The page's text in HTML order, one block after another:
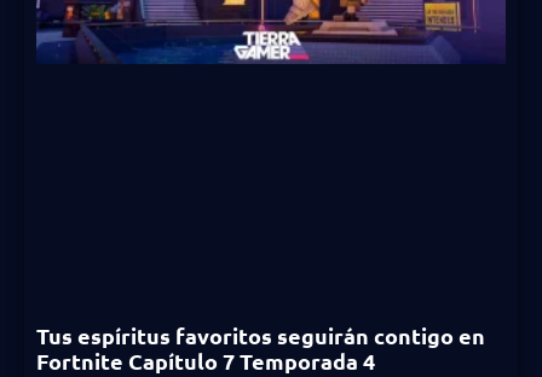
Tus espíritus favoritos seguirán contigo en
Fortnite Capítulo 7 Temporada 4